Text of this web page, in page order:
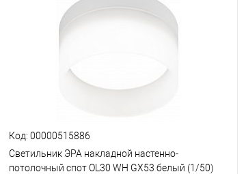
Код: 00000515886
Светильник ЭРА накладной настенно-
потолочный спот OL30 WH GX53 белый (1/50)